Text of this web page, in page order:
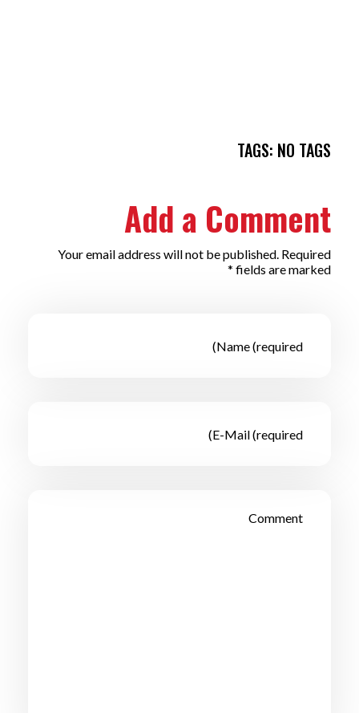
TAGS: NO TAGS
Add a Comment
Your email address will not be published. Required
fields are marked *